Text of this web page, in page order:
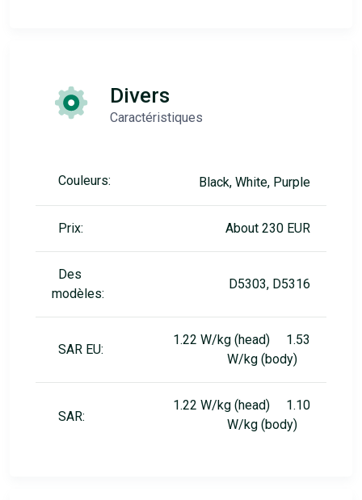
Divers
Caractéristiques
Couleurs: Black, White, Purple
Prix: About 230 EUR
Des
modèles:
D5303, D5316
SAR EU:
1.22 W/kg (head) 1.53
W/kg (body)
SAR:
1.22 W/kg (head) 1.10
W/kg (body)